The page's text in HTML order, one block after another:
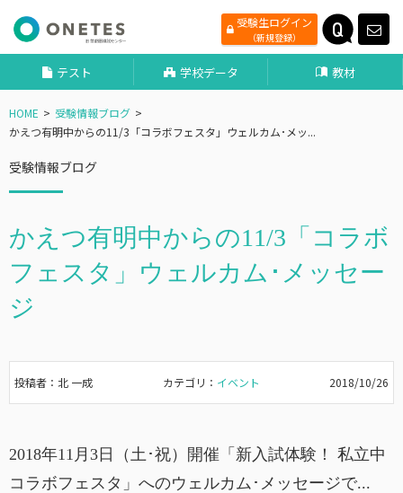
受験生ログイン
（新規登録）
テスト 学校データ 教材
HOME
受験情報ブログ
かえつ有明中からの11/3「コラボフェスタ」ウェルカム･メッ...
受験情報ブログ
かえつ有明中からの11/3「コラボ
フェスタ」ウェルカム･メッセー
ジ
投稿者：北 一成 カテゴリ： イベント 2018/10/26
2018年11月3日（土･祝）開催「新入試体験！ 私立中
コラボフェスタ」へのウェルカム･メッセージで...